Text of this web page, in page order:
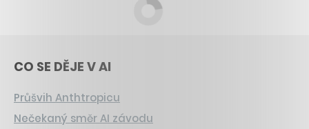
CO SE DĚJE V AI
Průšvih Anthtropicu
Nečekaný směr AI závodu